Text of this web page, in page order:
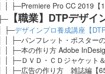
│ │ ├─Premiere Pro CC 2019【
├─ 【職業】DTPデザ
│ ├─デザインプロ養成講座【
│ │ ├─パンフレット・ポスター
│ │ ├─本の作り方 Adobe
│ │ ├─ＤＶＤ・ＣＤジャケット
│ │ ├─広告の作り方 雑誌編【65